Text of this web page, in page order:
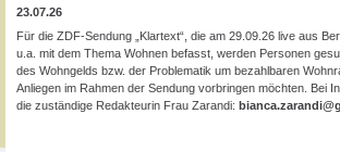
23.07.26
Für die ZDF-Sendung „Klartext“, die am 29.09.26 live aus
u.a. mit dem Thema Wohnen befasst, werden Personen
des Wohngelds bzw. der Problematik um bezahlbaren
Anliegen im Rahmen der Sendung vorbringen möchten. Bei
die zuständige Redakteurin Frau Zarandi: